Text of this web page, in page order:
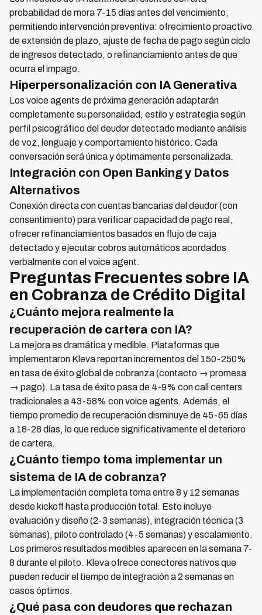
probabilidad de mora 7-15 días antes del vencimiento,
permitiendo intervención preventiva: ofrecimiento proactivo
de extensión de plazo, ajuste de fecha de pago según ciclo
de ingresos detectado, o refinanciamiento antes de que
ocurra el impago.
Hiperpersonalización con IA Generativa
Los voice agents de próxima generación adaptarán
completamente su personalidad, estilo y estrategia según
perfil psicográfico del deudor detectado mediante análisis
de voz, lenguaje y comportamiento histórico. Cada
conversación será única y óptimamente personalizada.
Integración con Open Banking y Datos
Alternativos
Conexión directa con cuentas bancarias del deudor (con
consentimiento) para verificar capacidad de pago real,
ofrecer refinanciamientos basados en flujo de caja
detectado y ejecutar cobros automáticos acordados
verbalmente con el voice agent.
Preguntas Frecuentes sobre IA
en Cobranza de Crédito Digital
¿Cuánto mejora realmente la
recuperación de cartera con IA?
La mejora es dramática y medible. Plataformas que
implementaron Kleva reportan incrementos del 150-250%
en tasa de éxito global de cobranza (contacto → promesa
→ pago). La tasa de éxito pasa de 4-9% con call centers
tradicionales a 43-58% con voice agents. Además, el
tiempo promedio de recuperación disminuye de 45-65 días
a 18-28 días, lo que reduce significativamente el deterioro
de cartera.
¿Cuánto tiempo toma implementar un
sistema de IA de cobranza?
La implementación completa toma entre 8 y 12 semanas
desde kickoff hasta producción total. Esto incluye
evaluación y diseño (2-3 semanas), integración técnica (3
semanas), piloto controlado (4-5 semanas) y escalamiento.
Los primeros resultados medibles aparecen en la semana 7-
8 durante el piloto. Kleva ofrece conectores nativos que
pueden reducir el tiempo de integración a 2 semanas en
casos óptimos.
¿Qué pasa con deudores que rechazan